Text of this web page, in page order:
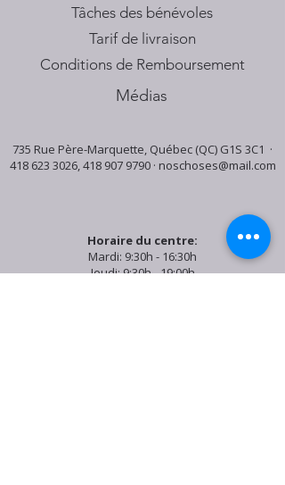
Tâches des bénévoles
Tarif de livraison
Conditions de Remboursement
Médias
735 Rue Père-Marquette, Québec (QC) G1S 3C1 ·
418 623 3026,418 907 9790· noschoses@mail.com
Horaire du centre:
Mardi: 9:30h - 16:30h
Jeudi: 9:30h - 19:00h